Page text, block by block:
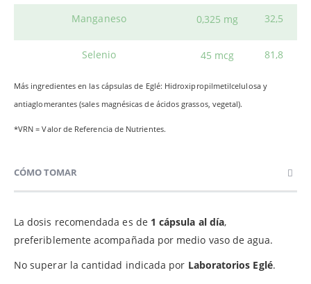
Manganeso 0,325 mg 32,5
Selenio 45 mcg 81,8
Más ingredientes en las cápsulas de Eglé: Hidroxipropilmetilcelulosa y
antiaglomerantes (sales magnésicas de ácidos grassos, vegetal).
*VRN = Valor de Referencia de Nutrientes.
CÓMO TOMAR
La dosis recomendada es de 1 cápsula al día,
preferiblemente acompañada por medio vaso de agua.
No superar la cantidad indicada por Laboratorios Eglé.